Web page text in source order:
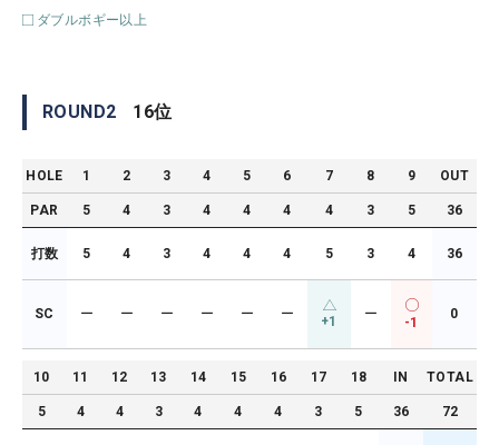
ダブルボギー以上
ROUND2 16位
HOLE 1 2 3 4 5 6 7 8 9 OUT
PAR 5 4 3 4 4 4 4 3 5 36
打数 5 4 3 4 4 4 5 3 4 36
SC ー ー ー ー ー ー +1 ー
-1
0
10 11 12 13 14 15 16 17 18 IN TOTAL
5 4 4 3 4 4 4 3 5 36 72